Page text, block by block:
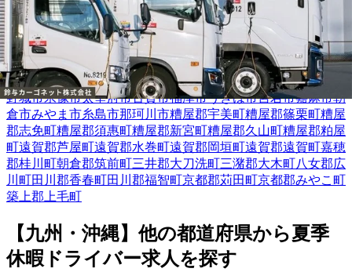
北九州市門司区北九州市若松区北九州市戸畑区
北九州市小倉
北区
北九州市小倉南区北九州市八幡東区 北九州市八幡西区
岡市東区
福岡市博多区福岡市中央区 福岡市南区福岡市西区福
岡市城南区
福岡市早良区大牟田市久留米市直方市飯塚市田川
市柳川市八女市筑後市 大川市 行橋市中間市筑紫野市春日市
野城市宗像市太宰府市古賀市福津市うきは市宮若市嘉麻市朝
倉市みやま市糸島市那珂川市糟屋郡宇美町糟屋郡篠栗町糟屋
郡志免町糟屋郡須惠町糟屋郡新宮町糟屋郡久山町糟屋郡粕屋
町遠賀郡芦屋町遠賀郡水巻町遠賀郡岡垣町遠賀郡遠賀町嘉穂
郡桂川町朝倉郡筑前町三井郡大刀洗町三潴郡大木町八女郡広
川町田川郡香春町田川郡福智町京都郡苅田町京都郡みやこ町
築上郡上毛町
【九州・沖縄】他の都道府県から夏季
休暇ドライバー求人を探す